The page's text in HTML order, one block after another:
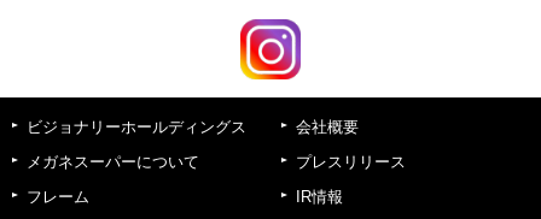
ビジョナリーホールディングス
メガネスーパーについて
フレーム
会社概要
プレスリリース
IR情報